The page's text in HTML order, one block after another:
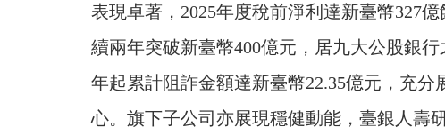
表現卓著，2025年度稅前淨利達新臺幣327
續兩年突破新臺幣400億元，居九大公股銀
年起累計阻詐金額達新臺幣22.35億元，充
心。旗下子公司亦展現穩健動能，臺銀人壽